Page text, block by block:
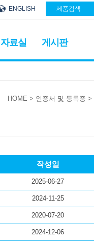
ENGLISH
자료실 게시판
HOME > 인증서 및 등록증 >
작성일
2025-06-27
2024-11-25
2020-07-20
2024-12-06